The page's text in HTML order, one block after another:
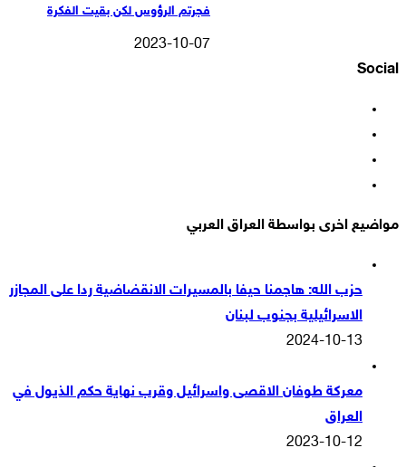
فجرتم الرؤوس لكن بقيت الفكرة
2023-10-07
Social
مواضيع اخرى بواسطة العراق العربي
حزب الله: هاجمنا حيفا بالمسيرات الانقضاضية ردا على المجازر
الاسرائيلية بجنوب لبنان
2024-10-13
معركة طوفان الاقصى واسرائيل وقرب نهاية حكم الذيول في
العراق
2023-10-12